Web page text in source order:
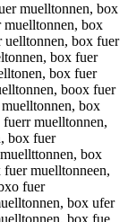
muelltonnen, box
muelltonnen, box
uelltonnen, box fuer
box fuer
box fuer
boox fuer
box
muelltonnen,
box fuer
box
muelltonneen,
fuer
box ufer